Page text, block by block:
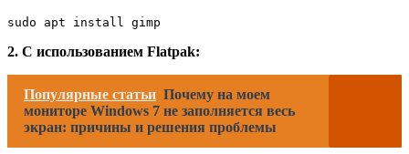
sudo apt install gimp
2. С использованием Flatpak:
Популярные статьи Почему на моем
мониторе Windows 7 не заполняется весь
экран: причины и решения проблемы